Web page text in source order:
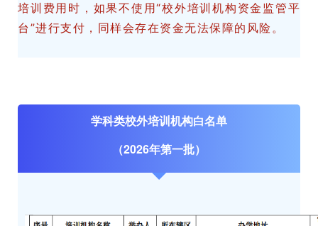
培训费用时，如果不使用“校外培训机构资金监管平
台”进行支付，同样会存在资金无法保障的风险。
学科类校外培训机构白名单
（2026年第一批）